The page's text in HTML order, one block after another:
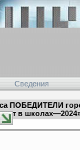
Сведения
ПОБЕДИТЕЛИ
в